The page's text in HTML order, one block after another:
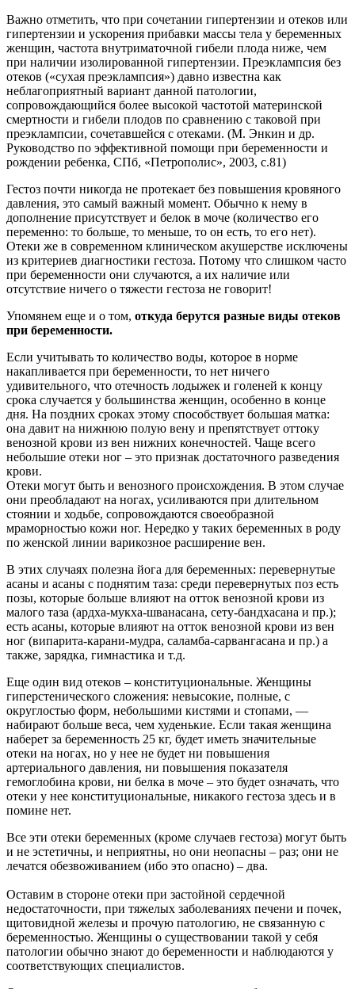
Важно отметить, что при сочетании гипертензии и отеков или
гипертензии и ускорения прибавки массы тела у беременных
женщин, частота внутриматочной гибели плода ниже, чем
при наличии изолированной гипертензии. Преэклампсия без
отеков («сухая преэклампсия») давно известна как
неблагоприятный вариант данной патологии,
сопровождающийся более высокой частотой материнской
смертности и гибели плодов по сравнению с таковой при
преэклампсии, сочетавшейся с отеками. (М. Энкин и др.
Руководство по эффективной помощи при беременности и
рождении ребенка, СПб, «Петрополис», 2003, с.81)
Гестоз почти никогда не протекает без повышения кровяного
давления, это самый важный момент. Обычно к нему в
дополнение присутствует и белок в моче (количество его
переменно: то больше, то меньше, то он есть, то его нет).
Отеки же в современном клиническом акушерстве исключены
из критериев диагностики гестоза. Потому что слишком часто
при беременности они случаются, а их наличие или
отсутствие ничего о тяжести гестоза не говорит!
Упомянем еще и о том, откуда берутся разные виды отеков
при беременности.
Если учитывать то количество воды, которое в норме
накапливается при беременности, то нет ничего
удивительного, что отечность лодыжек и голеней к концу
срока случается у большинства женщин, особенно в конце
дня. На поздних сроках этому способствует большая матка:
она давит на нижнюю полую вену и препятствует оттоку
венозной крови из вен нижних конечностей. Чаще всего
небольшие отеки ног – это признак достаточного разведения
крови.
Отеки могут быть и венозного происхождения. В этом случае
они преобладают на ногах, усиливаются при длительном
стоянии и ходьбе, сопровождаются своеобразной
мраморностью кожи ног. Нередко у таких беременных в роду
по женской линии варикозное расширение вен.
В этих случаях полезна йога для беременных: перевернутые
асаны и асаны с поднятим таза: среди перевернутых поз есть
позы, которые больше влияют на отток венозной крови из
малого таза (ардха-мукха-шванасана, сету-бандхасана и пр.);
есть асаны, которые влияют на отток венозной крови из вен
ног (випарита-карани-мудра, саламба-сарвангасана и пр.) а
также, зарядка, гимнастика и т.д.
Еще один вид отеков – конституциональные. Женщины
гиперстенического сложения: невысокие, полные, с
округлостью форм, небольшими кистями и стопами, —
набирают больше веса, чем худенькие. Если такая женщина
наберет за беременность 25 кг, будет иметь значительные
отеки на ногах, но у нее не будет ни повышения
артериального давления, ни повышения показателя
гемоглобина крови, ни белка в моче – это будет означать, что
отеки у нее конституциональные, никакого гестоза здесь и в
помине нет.
Все эти отеки беременных (кроме случаев гестоза) могут быть
и не эстетичны, и неприятны, но они неопасны – раз; они не
лечатся обезвоживанием (ибо это опасно) – два.
Оставим в стороне отеки при застойной сердечной
недостаточности, при тяжелых заболеваниях печени и почек,
щитовидной железы и прочую патологию, не связанную с
беременностью. Женщины о существовании такой у себя
патологии обычно знают до беременности и наблюдаются у
соответствующих специалистов.